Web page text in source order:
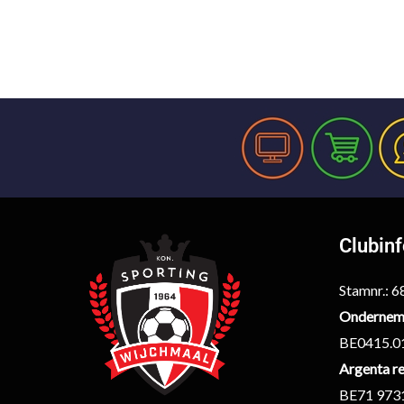
Stamnr.:
Argenta
BE71